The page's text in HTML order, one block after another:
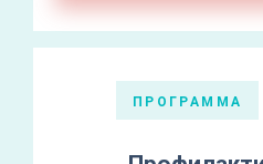
ПРОГРАММА